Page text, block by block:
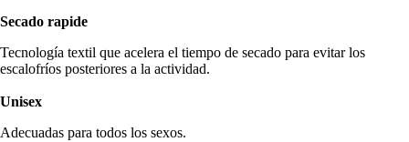
Secado rapide
Tecnología textil que acelera el tiempo de secado para evitar los
escalofríos posteriores a la actividad.
Unisex
Adecuadas para todos los sexos.